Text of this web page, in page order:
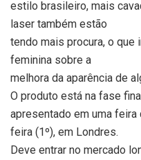
estilo brasileiro, mais
laser também estão
tendo mais procura, o que
feminina sobre a
melhora da aparência de
O produto está na fase
apresentado em uma
feira (1º), em Londres.
Deve entrar no mercado